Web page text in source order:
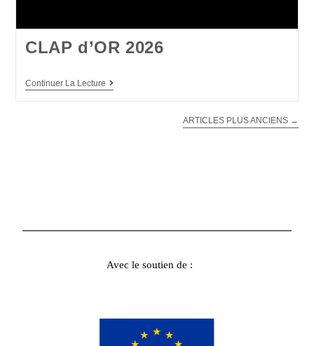
CLAP d’OR 2026
Continuer La Lecture
ARTICLES PLUS ANCIENS →
Avec le soutien de :